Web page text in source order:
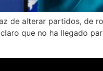
de alterar partidos, de
que no ha llegado